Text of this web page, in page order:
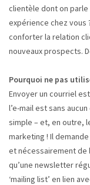
clientèle dont on
expérience chez vous
conforter la relation
nouveaux prospects.
Pourquoi ne pas
Envoyer un courriel
l’e-mail est sans
simple – et, en outre,
marketing ! Il
et nécessairement de
qu’une newsletter
‘mailing list’ en lien